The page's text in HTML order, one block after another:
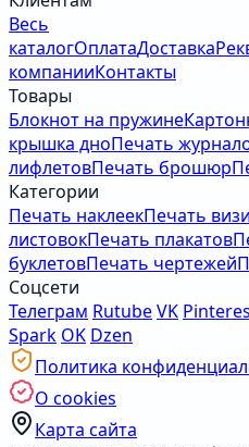
Весь
каталогОплатаДоставка
компанииКонтакты
Товары
Блокнот на пружине
крышка дноПечать
лифлетовПечать брошюр
Категории
Печать наклеекПечать
листовокПечать плакатов
буклетовПечать чертежей
Соцсети
Телеграм RutubeVK
Spark OK Dzen
Политика
О cookies
Карта сайта